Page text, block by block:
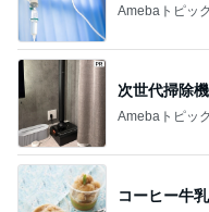
Amebaトピッ
次世代掃除
Amebaトピッ
コーヒー牛